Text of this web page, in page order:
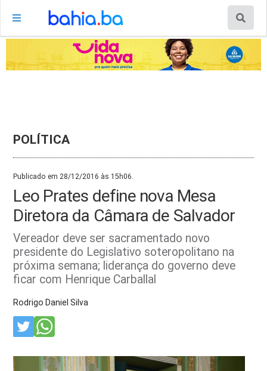
POLÍTICA
Publicado em 28/12/2016 às 15h06.
Leo Prates define nova Mesa
Diretora da Câmara de Salvador
Vereador deve ser sacramentado novo
presidente do Legislativo soteropolitano na
próxima semana; liderança do governo deve
ficar com Henrique Carballal
Rodrigo Daniel Silva